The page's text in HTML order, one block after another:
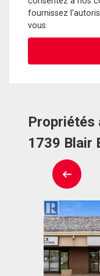
fournissez
vous.
Propriétés
1739 Blair